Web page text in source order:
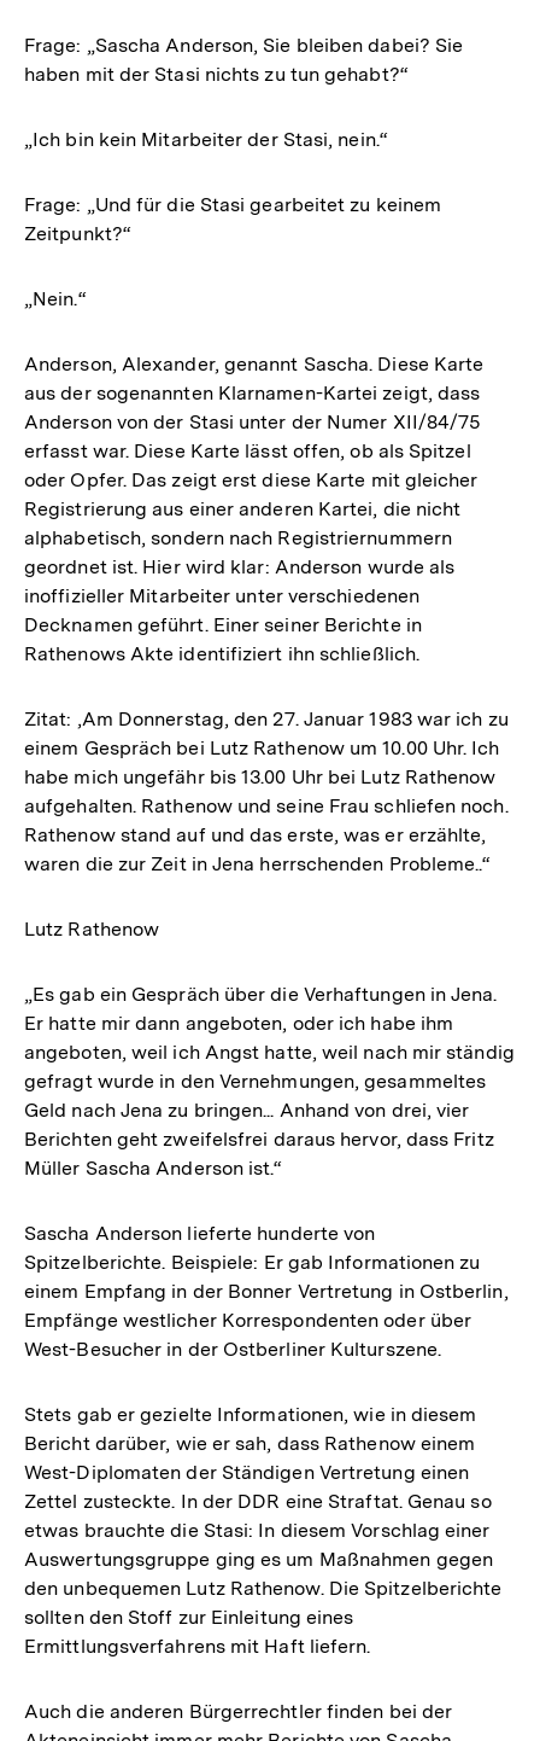
Frage: „Sascha Anderson, Sie bleiben dabei? Sie
haben mit der Stasi nichts zu tun gehabt?“
„Ich bin kein Mitarbeiter der Stasi, nein.“
Frage: „Und für die Stasi gearbeitet zu keinem
Zeitpunkt?“
„Nein.“
Anderson, Alexander, genannt Sascha. Diese Karte
aus der sogenannten Klarnamen-Kartei zeigt, dass
Anderson von der Stasi unter der Numer XII/84/75
erfasst war. Diese Karte lässt offen, ob als Spitzel
oder Opfer. Das zeigt erst diese Karte mit gleicher
Registrierung aus einer anderen Kartei, die nicht
alphabetisch, sondern nach Registriernummern
geordnet ist. Hier wird klar: Anderson wurde als
inoffizieller Mitarbeiter unter verschiedenen
Decknamen geführt. Einer seiner Berichte in
Rathenows Akte identifiziert ihn schließlich.
Zitat: ‚Am Donnerstag, den 27. Januar 1983 war ich zu
einem Gespräch bei Lutz Rathenow um 10.00 Uhr. Ich
habe mich ungefähr bis 13.00 Uhr bei Lutz Rathenow
aufgehalten. Rathenow und seine Frau schliefen noch.
Rathenow stand auf und das erste, was er erzählte,
waren die zur Zeit in Jena herrschenden Probleme..“
Lutz Rathenow
„Es gab ein Gespräch über die Verhaftungen in Jena.
Er hatte mir dann angeboten, oder ich habe ihm
angeboten, weil ich Angst hatte, weil nach mir ständig
gefragt wurde in den Vernehmungen, gesammeltes
Geld nach Jena zu bringen... Anhand von drei, vier
Berichten geht zweifelsfrei daraus hervor, dass Fritz
Müller Sascha Anderson ist.“
Sascha Anderson lieferte hunderte von
Spitzelberichte. Beispiele: Er gab Informationen zu
einem Empfang in der Bonner Vertretung in Ostberlin,
Empfänge westlicher Korrespondenten oder über
West-Besucher in der Ostberliner Kulturszene.
Stets gab er gezielte Informationen, wie in diesem
Bericht darüber, wie er sah, dass Rathenow einem
West-Diplomaten der Ständigen Vertretung einen
Zettel zusteckte. In der DDR eine Straftat. Genau so
etwas brauchte die Stasi: In diesem Vorschlag einer
Auswertungsgruppe ging es um Maßnahmen gegen
den unbequemen Lutz Rathenow. Die Spitzelberichte
sollten den Stoff zur Einleitung eines
Ermittlungsverfahrens mit Haft liefern.
Auch die anderen Bürgerrechtler finden bei der